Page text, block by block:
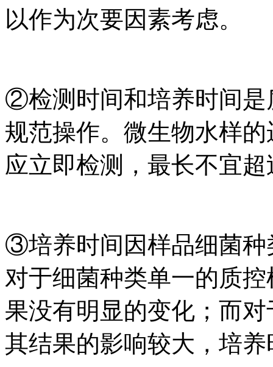
以作为次要因素考虑。
②检测时间和培养时间是
规范操作。微生物水样
应立即检测，最长不宜超
③培养时间因样品细菌种
对于细菌种类单一的质
果没有明显的变化；而
其结果的影响较大，培